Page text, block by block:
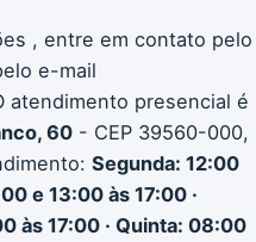
, entre em contato pelo
e-mail
atendimento presencial é
60 - CEP 39560-000,
Segunda: 12:00
e 13:00 às 17:00 ·
às 17:00 · Quinta: 08:00